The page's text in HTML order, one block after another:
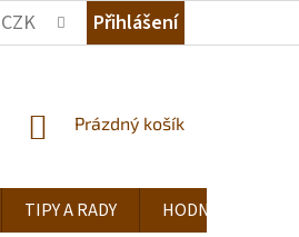
NAJDETE TIPY A RADY
CZK Přihlášení
NÁKUPNÍ
Prázdný košík
TIPY A RADY HODNOCENÍ